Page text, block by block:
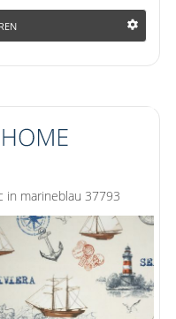
in marineblau 37793